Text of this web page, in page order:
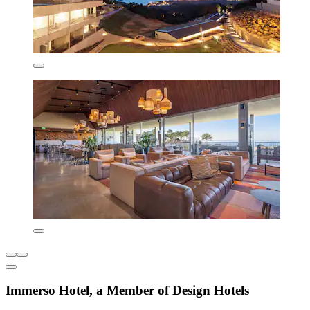
Immerso Hotel, a Member of Design Hotels